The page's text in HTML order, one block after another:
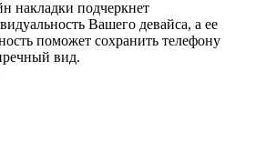
накладки подчеркнет
Вашего девайса, а ее
поможет сохранить телефону
вид.